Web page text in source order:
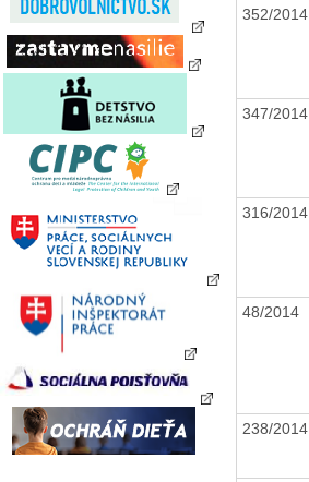
352/2014
347/2014
316/2014
48/2014
238/2014